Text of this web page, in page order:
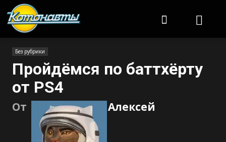
Без рубрики
Пройдёмся по баттхёрту
от PS4
От Алексей